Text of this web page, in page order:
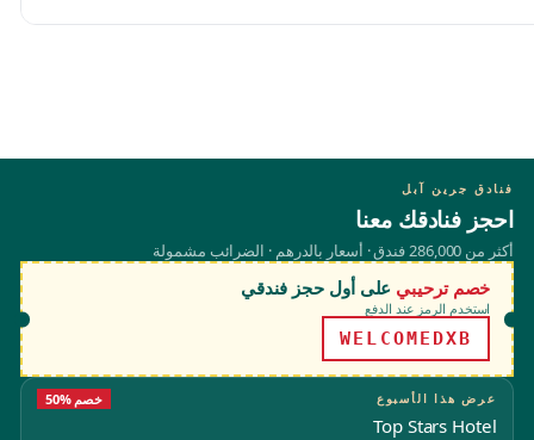
فنادق جرين آبل
احجز فنادقك معنا
أكثر من 286,000 فندق · أسعار بالدرهم · الضرائب مشمولة
خصم ترحيبي على أول حجز فندقي
استخدم الرمز عند الدفع
WELCOMEDXB
عرض هذا الأسبوع 50% خصم
Top Stars Hotel